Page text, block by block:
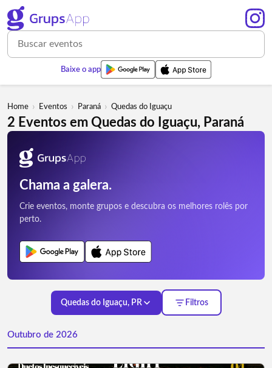
Baixe o app
Home › Eventos › Paraná › Quedas do Iguaçu
2 Eventos em Quedas do Iguaçu, Paraná
Chama a galera.
Crie eventos, monte grupos e descubra os melhores rolês por
perto.
Quedas do Iguaçu, PR Filtros
Outubro de 2026